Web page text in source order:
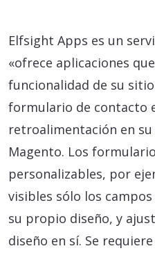
Elfsight Apps es un
«ofrece aplicaciones
funcionalidad de su
formulario de contacto
retroalimentación en
Magento. Los
personalizables, por
visibles sólo los
su propio diseño, y
diseño en sí. Se